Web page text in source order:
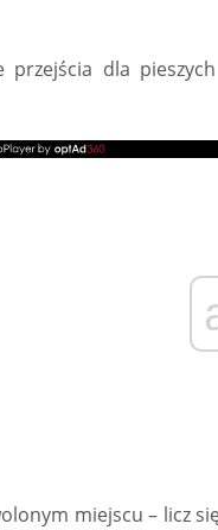
przejścia dla
miejscu – licz